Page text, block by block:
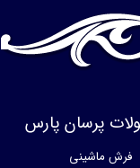
پرسان پارس
فرش ماشینی